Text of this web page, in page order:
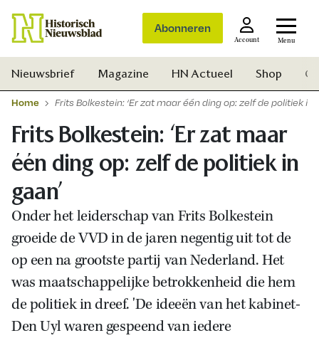
Abonneren
Account Menu
Zoek
Nieuwsbrief Magazine HN Actueel Shop
Home Frits Bolkestein: ‘Er zat maar één ding op: zelf de politiek in
Frits Bolkestein: ‘Er zat maar
één ding op: zelf de politiek in
gaan’
Onder het leiderschap van Frits Bolkestein
groeide de VVD in de jaren negentig uit tot de
op een na grootste partij van Nederland. Het
was maatschappelijke betrokkenheid die hem
de politiek in dreef. 'De ideeën van het kabinet-
Den Uyl waren gespeend van iedere